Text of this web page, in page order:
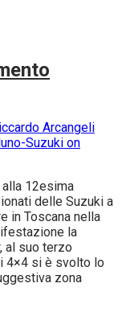
Arcangeli
12esima
delle Suzuki a
in Toscana nella
la
al suo terzo
4×4 si è svolto lo
zona